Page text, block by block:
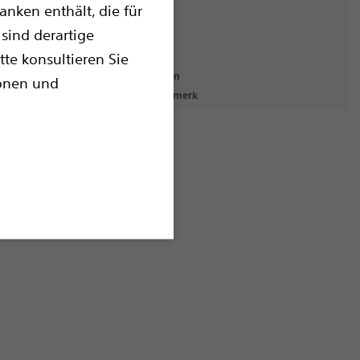
enthält, die für
derartige
konsultieren Sie
und
Nutzungsbedingungen
Urheberrechtsvermerk